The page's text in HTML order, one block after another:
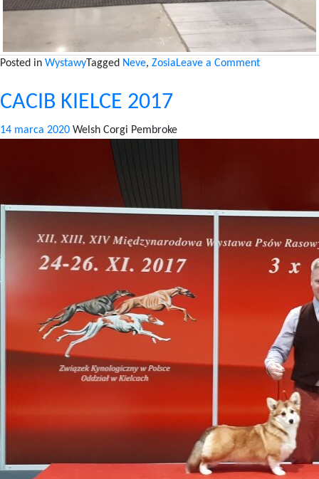
Posted in WystawyTagged Neve, ZosiaLeave a Commenton
CACIB KIELCE 2017
14 marca 2020 Welsh Corgi Pembroke